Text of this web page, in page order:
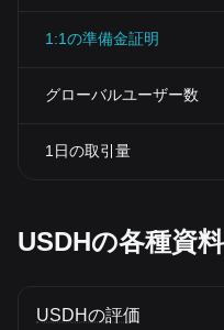
1:1の準備金証明
グローバルユーザー数
1日の取引量
USDHの各種資料
USDHの評価